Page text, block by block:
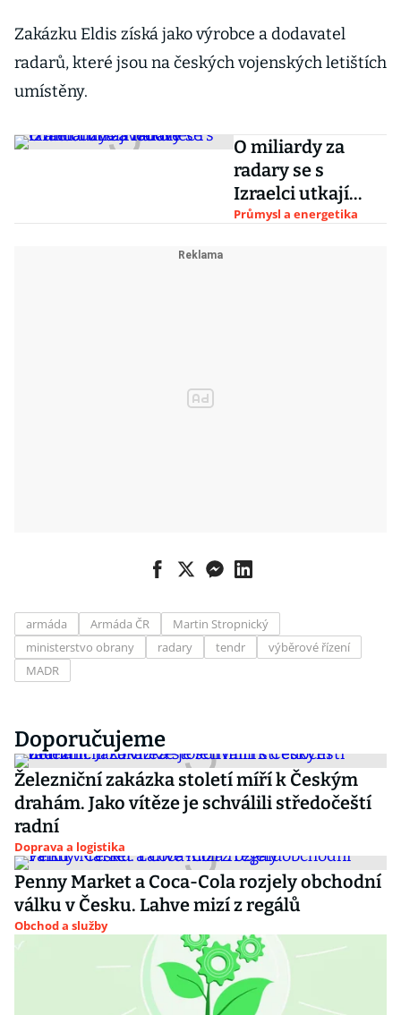
Zakázku Eldis získá jako výrobce a dodavatel
radarů, které jsou na českých vojenských letištích
umístěny.
O miliardy za
radary se s
Izraelci utkají
nakonec i
Průmysl a energetika
armáda Armáda ČR
Martin Stropnický
ministerstvo obrany
radary tendr
výběrové řízení
MADR
Doporučujeme
Železniční zakázka století míří k Českým
drahám. Jako vítěze je schválili středočeští
radní
Doprava a logistika
Penny Market a Coca-Cola rozjely obchodní
válku v Česku. Lahve mizí z regálů
Obchod a služby